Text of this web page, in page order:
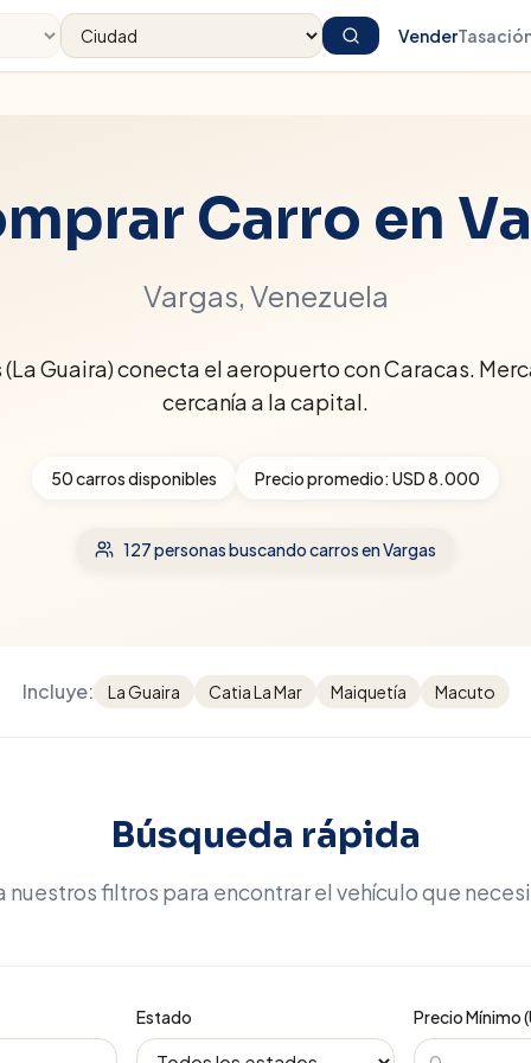
Vender
Carro en
Vargas, Venezuela
Guaira) conecta el aeropuerto con Caracas.
cercanía a la capital.
50carros disponibles Precio promedio: USD 8.000
127personas buscando carrosen Vargas
Incluye: La Guaira Catia La Mar Maiquetía Macuto
Búsqueda rápida
nuestros filtros para encontrar el vehículo que
Estado Precio Mínimo